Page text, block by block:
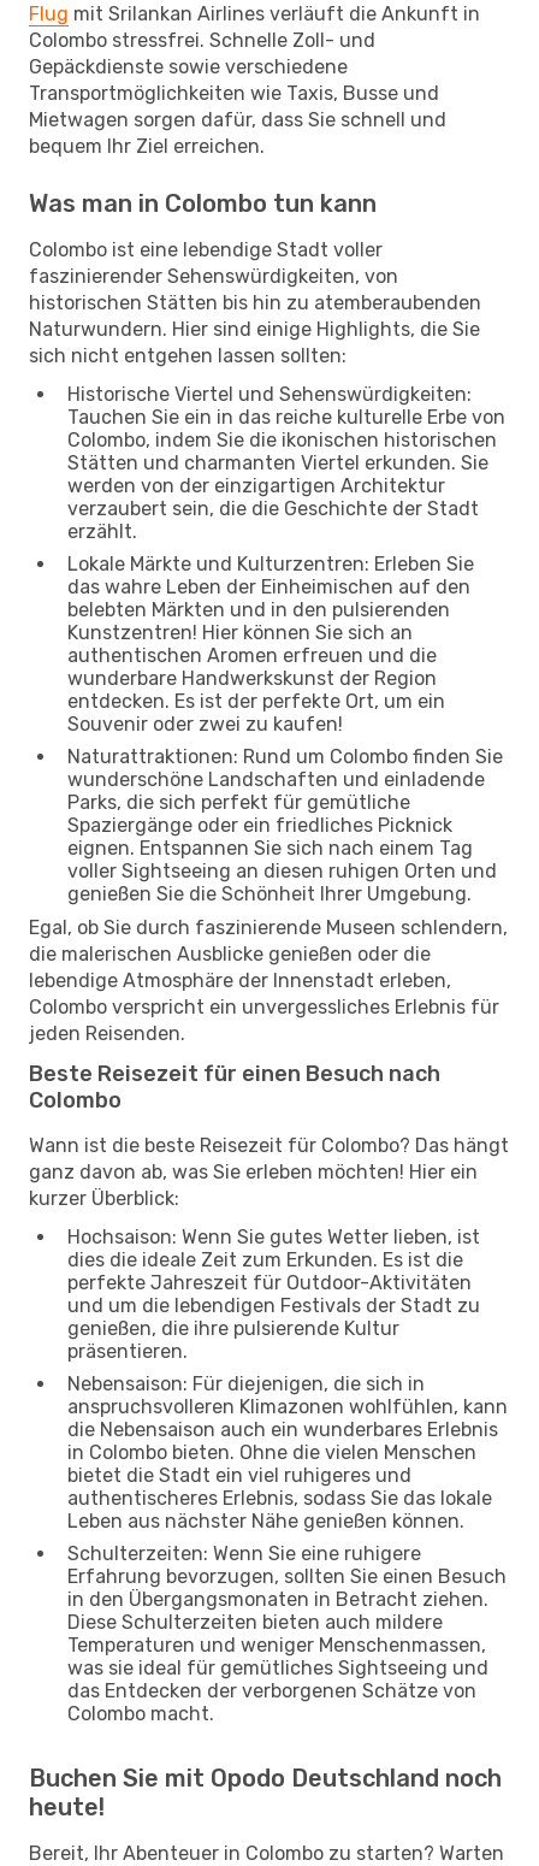
Flug mit Srilankan Airlines verläuft die Ankunft in
Colombo stressfrei. Schnelle Zoll- und
Gepäckdienste sowie verschiedene
Transportmöglichkeiten wie Taxis, Busse und
Mietwagen sorgen dafür, dass Sie schnell und
bequem Ihr Ziel erreichen.
Was man in Colombo tun kann
Colombo ist eine lebendige Stadt voller
faszinierender Sehenswürdigkeiten, von
historischen Stätten bis hin zu atemberaubenden
Naturwundern. Hier sind einige Highlights, die Sie
sich nicht entgehen lassen sollten:
Historische Viertel und Sehenswürdigkeiten:
Tauchen Sie ein in das reiche kulturelle Erbe von
Colombo, indem Sie die ikonischen historischen
Stätten und charmanten Viertel erkunden. Sie
werden von der einzigartigen Architektur
verzaubert sein, die die Geschichte der Stadt
erzählt.
Lokale Märkte und Kulturzentren: Erleben Sie
das wahre Leben der Einheimischen auf den
belebten Märkten und in den pulsierenden
Kunstzentren! Hier können Sie sich an
authentischen Aromen erfreuen und die
wunderbare Handwerkskunst der Region
entdecken. Es ist der perfekte Ort, um ein
Souvenir oder zwei zu kaufen!
Naturattraktionen: Rund um Colombo finden Sie
wunderschöne Landschaften und einladende
Parks, die sich perfekt für gemütliche
Spaziergänge oder ein friedliches Picknick
eignen. Entspannen Sie sich nach einem Tag
voller Sightseeing an diesen ruhigen Orten und
genießen Sie die Schönheit Ihrer Umgebung.
Egal, ob Sie durch faszinierende Museen schlendern,
die malerischen Ausblicke genießen oder die
lebendige Atmosphäre der Innenstadt erleben,
Colombo verspricht ein unvergessliches Erlebnis für
jeden Reisenden.
Beste Reisezeit für einen Besuch nach
Colombo
Wann ist die beste Reisezeit für Colombo? Das hängt
ganz davon ab, was Sie erleben möchten! Hier ein
kurzer Überblick:
Hochsaison: Wenn Sie gutes Wetter lieben, ist
dies die ideale Zeit zum Erkunden. Es ist die
perfekte Jahreszeit für Outdoor-Aktivitäten
und um die lebendigen Festivals der Stadt zu
genießen, die ihre pulsierende Kultur
präsentieren.
Nebensaison: Für diejenigen, die sich in
anspruchsvolleren Klimazonen wohlfühlen, kann
die Nebensaison auch ein wunderbares Erlebnis
in Colombo bieten. Ohne die vielen Menschen
bietet die Stadt ein viel ruhigeres und
authentischeres Erlebnis, sodass Sie das lokale
Leben aus nächster Nähe genießen können.
Schulterzeiten: Wenn Sie eine ruhigere
Erfahrung bevorzugen, sollten Sie einen Besuch
in den Übergangsmonaten in Betracht ziehen.
Diese Schulterzeiten bieten auch mildere
Temperaturen und weniger Menschenmassen,
was sie ideal für gemütliches Sightseeing und
das Entdecken der verborgenen Schätze von
Colombo macht.
Buchen Sie mit Opodo Deutschland noch
heute!
Bereit, Ihr Abenteuer in Colombo zu starten? Warten